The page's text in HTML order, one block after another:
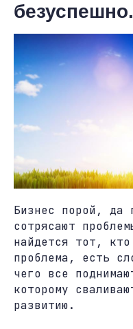
безуспешно.
Бизнес порой, да
сотрясают
найдется тот,
проблема, есть
чего все
которому
развитию.